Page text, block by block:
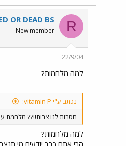
R
OR DEAD BS
New member
22/9/04
למה מלחמות?
נכתב ע"י vitamin P:
חסרות לנו צרות!!?? מלחמת
למה מלחמות?